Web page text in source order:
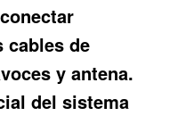
cables de
y antena.
del sistema